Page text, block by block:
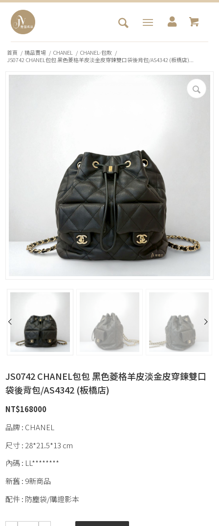
首頁 / 精品賣場 / CHANEL / CHANEL-包款 /
JS0742 CHANEL包包 黑色菱格羊皮淡金皮穿鍊雙口袋後背包/AS4342 (板橋店)...
JS0742 CHANEL包包 黑色菱格羊皮淡金皮穿鍊雙口
袋後背包/AS4342 (板橋店)
NT$168000
品牌 : CHANEL
尺寸 : 28*21.5*13 cm
內碼 : LL********
新舊 : 9新商品
配件 : 防塵袋/購證影本